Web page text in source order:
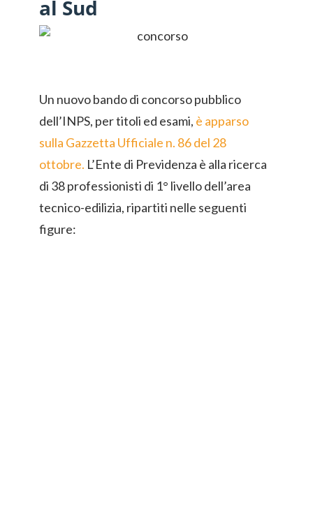
al Sud
Un nuovo bando di concorso pubblico
dell’INPS, per titoli ed esami, è apparso
sulla Gazzetta Ufficiale n. 86 del 28
ottobre. L’Ente di Previdenza è alla ricerca
di 38 professionisti di 1° livello dell’area
tecnico-edilizia, ripartiti nelle seguenti
figure: